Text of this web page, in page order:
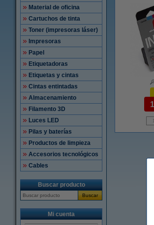
Material de oficina
Cartuchos de tinta
Toner (impresoras láser)
Impresoras
Papel
Etiquetadoras
Etiquetas y cintas
Cintas entintadas
Almacenamiento
Filamento 3D
Luces LED
Pilas y baterías
Productos de limpieza
Accesorios tecnológicos
Cables
Buscar producto
Buscar
Mi cuenta